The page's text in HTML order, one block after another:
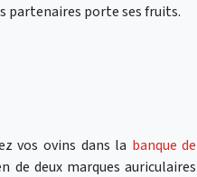
partenaires porte ses fruits.
vos ovins dans la banque de
de deux marques auriculaires